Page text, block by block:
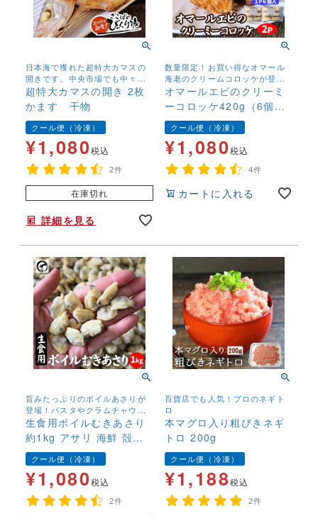
日本海で獲れた超特大カマスの
開きです。中央市場でも中々入
荷しないBIGサイズです。脂のの
りも抜群です。
超特大カマスの開き 2枚
かます 干物
クール便（冷凍）
¥1,080税込
2件
在庫切れ
詳細を見る
数量限定！お買い得なオマール
海老のクリームコロッケが登場
しました！お弁当にも最適！
オマールエビのクリーミ
ーコロッケ420g（6個
入）×2パック 冷凍 天然
海老 えび エビ 業務用 手
土産 お弁当
クール便（冷凍）
¥1,080税込
4件
カートに入れる
旨みたっぷりのボイルあさりが
登場！パスタやクラムチャウダ
ー、佃煮、炊き込みご飯など使
い勝手抜群の逸品です！
生食用ボイルむきあさり
約1kg アサリ 海鮮 殻な
し 魚介 貝 ボイル済 大容
量 お取り寄せ
クール便（冷凍）
¥1,080税込
2件
百貨店でも人気！プロのネギト
ロ
本マグロ入り粗びきネギ
トロ 200g
クール便（冷凍）
¥1,188税込
2件